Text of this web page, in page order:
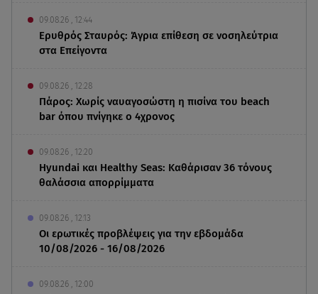
09.08.26 , 12:44
Ερυθρός Σταυρός: Άγρια επίθεση σε νοσηλεύτρια
στα Επείγοντα
09.08.26 , 12:28
Πάρος: Χωρίς ναυαγοσώστη η πισίνα του beach
bar όπου πνίγηκε ο 4χρονος
09.08.26 , 12:20
Hyundai και Healthy Seas: Καθάρισαν 36 τόνους
θαλάσσια απορρίμματα
09.08.26 , 12:13
Οι ερωτικές προβλέψεις για την εβδομάδα
10/08/2026 - 16/08/2026
09.08.26 , 12:00